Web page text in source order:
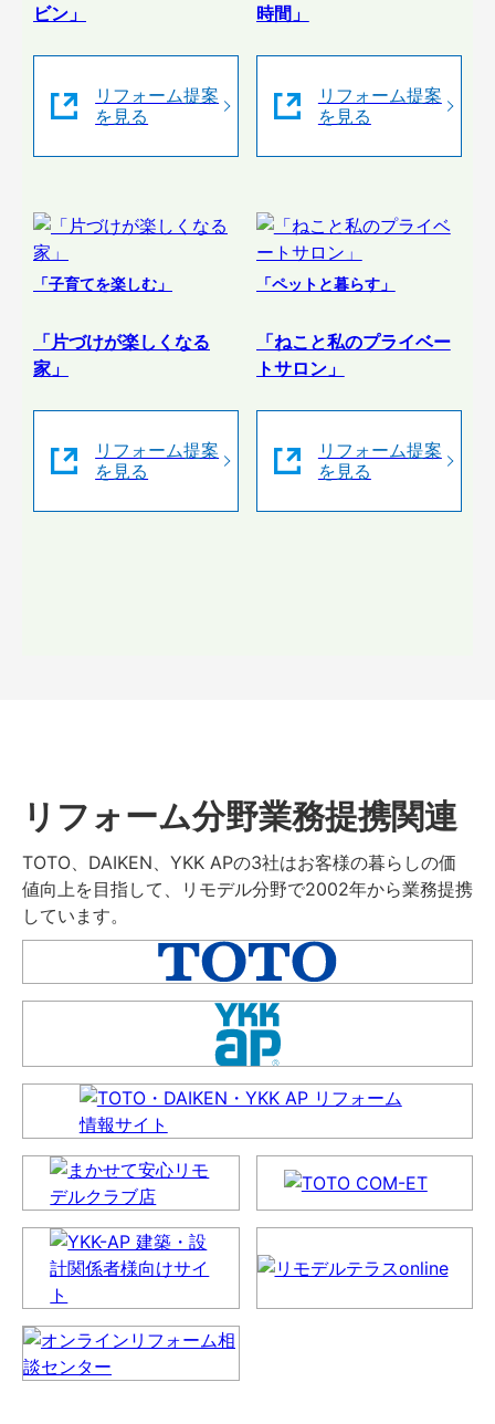
ビン」
リフォーム提案
を見る
時間」
リフォーム提案
を見る
「子育てを楽しむ」
「片づけが楽しくなる
家」
リフォーム提案
を見る
「ペットと暮らす」
「ねこと私のプライベー
トサロン」
リフォーム提案
を見る
リフォーム分野業務提携関連
TOTO、DAIKEN、YKK APの3社はお客様の暮らしの価
値向上を目指して、リモデル分野で2002年から業務提携
しています。